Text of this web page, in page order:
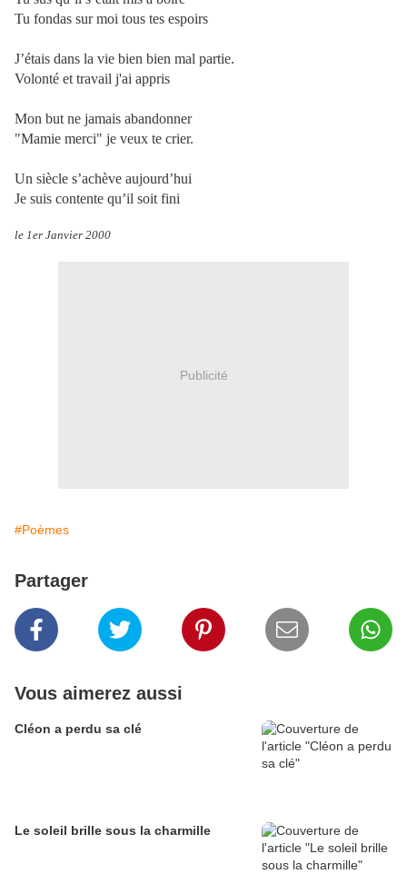
Tu fondas sur moi tous tes espoirs
J’étais dans la vie bien bien mal partie.
Volonté et travail j'ai appris
Mon but ne jamais abandonner
"Mamie merci" je veux te crier.
Un siècle s’achève aujourd’hui
Je suis contente qu’il soit fini
le 1er Janvier 2000
Publicité
#Poèmes
Partager
Vous aimerez aussi
Cléon a perdu sa clé
Le soleil brille sous la charmille